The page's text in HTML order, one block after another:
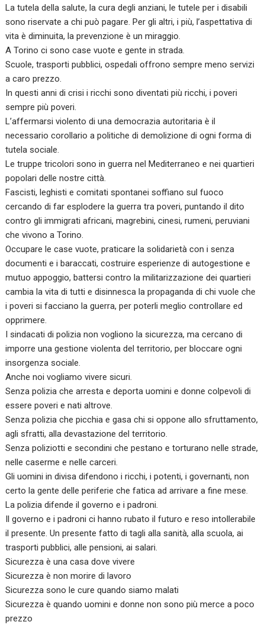
La tutela della salute, la cura degli anziani, le tutele per i disabili
sono riservate a chi può pagare. Per gli altri, i più, l’aspettativa di
vita è diminuita, la prevenzione è un miraggio.
A Torino ci sono case vuote e gente in strada.
Scuole, trasporti pubblici, ospedali offrono sempre meno servizi
a caro prezzo.
In questi anni di crisi i ricchi sono diventati più ricchi, i poveri
sempre più poveri.
L’affermarsi violento di una democrazia autoritaria è il
necessario corollario a politiche di demolizione di ogni forma di
tutela sociale.
Le truppe tricolori sono in guerra nel Mediterraneo e nei quartieri
popolari delle nostre città.
Fascisti, leghisti e comitati spontanei soffiano sul fuoco
cercando di far esplodere la guerra tra poveri, puntando il dito
contro gli immigrati africani, magrebini, cinesi, rumeni, peruviani
che vivono a Torino.
Occupare le case vuote, praticare la solidarietà con i senza
documenti e i baraccati, costruire esperienze di autogestione e
mutuo appoggio, battersi contro la militarizzazione dei quartieri
cambia la vita di tutti e disinnesca la propaganda di chi vuole che
i poveri si facciano la guerra, per poterli meglio controllare ed
opprimere.
I sindacati di polizia non vogliono la sicurezza, ma cercano di
imporre una gestione violenta del territorio, per bloccare ogni
insorgenza sociale.
Anche noi vogliamo vivere sicuri.
Senza polizia che arresta e deporta uomini e donne colpevoli di
essere poveri e nati altrove.
Senza polizia che picchia e gasa chi si oppone allo sfruttamento,
agli sfratti, alla devastazione del territorio.
Senza poliziotti e secondini che pestano e torturano nelle strade,
nelle caserme e nelle carceri.
Gli uomini in divisa difendono i ricchi, i potenti, i governanti, non
certo la gente delle periferie che fatica ad arrivare a fine mese.
La polizia difende il governo e i padroni.
Il governo e i padroni ci hanno rubato il futuro e reso intollerabile
il presente. Un presente fatto di tagli alla sanità, alla scuola, ai
trasporti pubblici, alle pensioni, ai salari.
Sicurezza è una casa dove vivere
Sicurezza è non morire di lavoro
Sicurezza sono le cure quando siamo malati
Sicurezza è quando uomini e donne non sono più merce a poco
prezzo